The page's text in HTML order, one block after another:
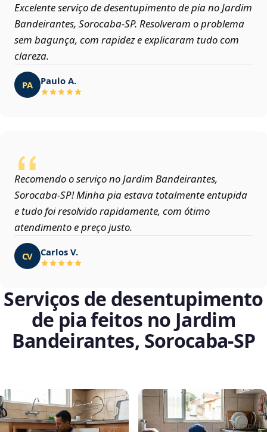
Excelente serviço de desentupimento de pia no Jardim
Bandeirantes, Sorocaba‑SP. Resolveram o problema
sem bagunça, com rapidez e explicaram tudo com
clareza.
PA Paulo A.
Recomendo o serviço no Jardim Bandeirantes,
Sorocaba‑SP! Minha pia estava totalmente entupida
e tudo foi resolvido rapidamente, com ótimo
atendimento e preço justo.
CV Carlos V.
Serviços de desentupimento
de pia feitos no Jardim
Bandeirantes, Sorocaba‑SP